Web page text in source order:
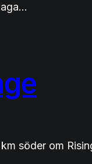
söder om